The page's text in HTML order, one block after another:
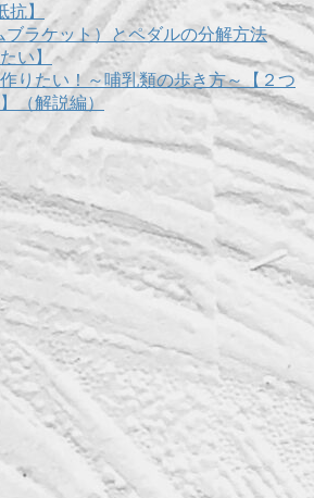
】
ブラケット）とペダルの分解方法
い】
りたい！～哺乳類の歩き方～【２つ
（解説編）